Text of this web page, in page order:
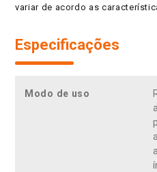
variar de acordo as
Especificações
Modo de uso